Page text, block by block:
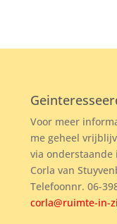
Voor meer
me geheel
via onderstaande
Corla van
Telefoonnr. 06-
corla@ruimte-in-